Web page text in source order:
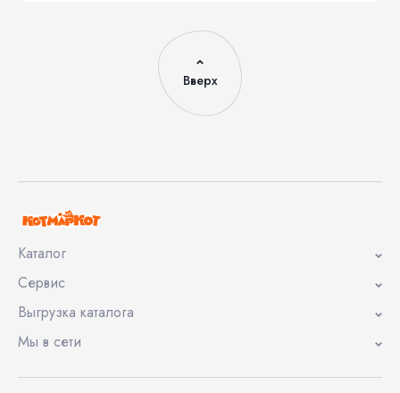
Вверх
Каталог
Сервис
Выгрузка каталога
Мы в сети